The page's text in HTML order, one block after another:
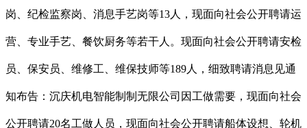
岗、纪检监察岗、消息手艺岗等13人，现面向社会公开聘请运
营、专业手艺、餐饮厨务等若干人。现面向社会公开聘请安检
员、保安员、维修工、维保技师等189人，细致聘请消息见通
知布告：沉庆机电智能制制无限公司因工做需要，现面向社会
公开聘请20名工做人员，现面向社会公开聘请船体设想、轮机